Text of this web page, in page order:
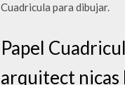
Cuadricula para dibujar.
Papel
arquitect nicas